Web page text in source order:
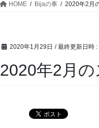
HOME Bijaの事 2020年2月
2020年1月29日 / 最終更新日時 :
2020年2月